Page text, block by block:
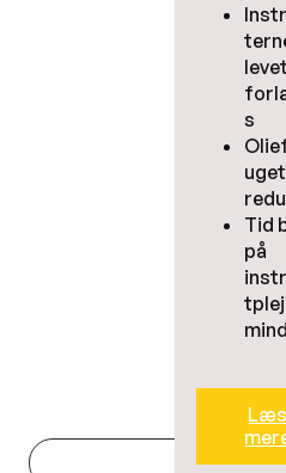
Filter
s
uget
Tid
på
Læs